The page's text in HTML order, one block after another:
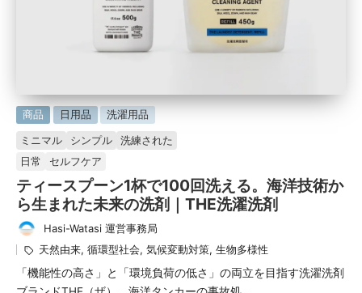
に
済
み
商品 日用品 洗濯用品
ミニマル シンプル
洗練された
日常
セルフケア
ティースプーン1杯で100回洗える。海洋技術か
ら生まれた未来の洗剤｜THE洗濯洗剤
投
稿
者
Hasi-Watasi 運営事務局
タ
グ：天然由来, 循環型社会, 気候変動対策, 生物多様性
「機能性の高さ」と「環境負荷の低さ」の両立を目指す洗濯洗剤